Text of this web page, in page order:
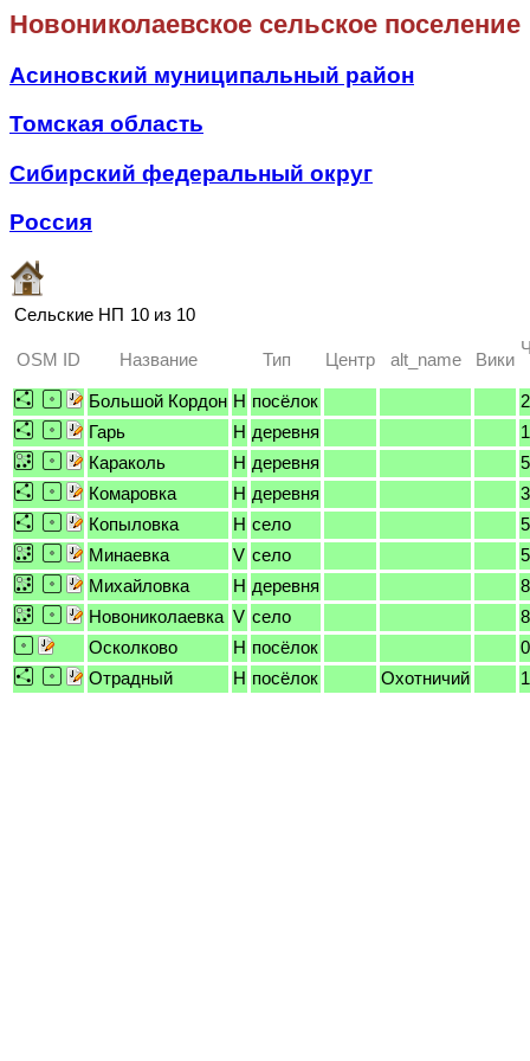
Новониколаевское сельское поселение
Асиновский муниципальный район
Томская область
Сибирский федеральный округ
Россия
Сельские НП 10 из 10
OSM ID Название Тип Центр alt_name Вики
Большой Кордон H посёлок
Гарь
H деревня
Караколь
H деревня
Комаровка
H деревня
3
Копыловка
H село
Минаевка
V село
Михайловка
H деревня
Новониколаевка V село
Осколково
H посёлок
0
Отрадный
H посёлок Охотничий